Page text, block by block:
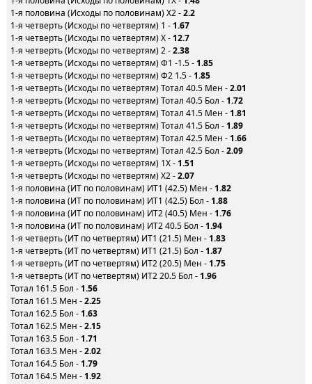
1-я половина (Исходы по половинам) X2 -2.2
1-я четверть (Исходы по четвертям) 1 - 1.67
1-я четверть (Исходы по четвертям) X - 12.7
1-я четверть (Исходы по четвертям) 2 -2.38
1-я четверть (Исходы по четвертям) Ф1 -1.5 - 1.85
1-я четверть (Исходы по четвертям) Ф2 1.5 - 1.85
1-я четверть (Исходы по четвертям) Тотал 40.5 Мен -2.01
1-я четверть (Исходы по четвертям) Тотал 40.5 Бол - 1.72
1-я четверть (Исходы по четвертям) Тотал 41.5 Мен - 1.81
1-я четверть (Исходы по четвертям) Тотал 41.5 Бол - 1.89
1-я четверть (Исходы по четвертям) Тотал 42.5 Мен - 1.66
1-я четверть (Исходы по четвертям) Тотал 42.5 Бол -2.09
1-я четверть (Исходы по четвертям) 1X - 1.51
1-я четверть (Исходы по четвертям) X2 -2.07
1-я половина (ИТ по половинам) ИТ1 (42.5) Мен - 1.82
1-я половина (ИТ по половинам) ИТ1 (42.5) Бол - 1.88
1-я половина (ИТ по половинам) ИТ2 (40.5) Мен - 1.76
1-я половина (ИТ по половинам) ИТ2 40.5 Бол - 1.94
1-я четверть (ИТ по четвертям) ИТ1 (21.5) Мен - 1.83
1-я четверть (ИТ по четвертям) ИТ1 (21.5) Бол - 1.87
1-я четверть (ИТ по четвертям) ИТ2 (20.5) Мен - 1.75
1-я четверть (ИТ по четвертям) ИТ2 20.5 Бол - 1.96
Тотал 161.5 Бол - 1.56
Тотал 161.5 Мен -2.25
Тотал 162.5 Бол - 1.63
Тотал 162.5 Мен -2.15
Тотал 163.5 Бол - 1.71
Тотал 163.5 Мен -2.02
Тотал 164.5 Бол - 1.79
Тотал 164.5 Мен - 1.92